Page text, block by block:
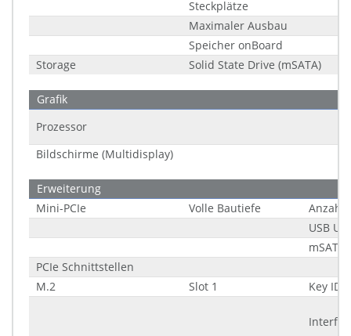
Steckplätze
Maximaler Ausbau
Speicher onBoard
Storage
Solid State Drive (mSATA)
Grafik
Prozessor
Bildschirme (Multidisplay)
Erweiterung
Mini-PCIe
Volle Bautiefe
Anzahl
USB
PCIe Schnittstellen
M.2
Slot 1 Key ID